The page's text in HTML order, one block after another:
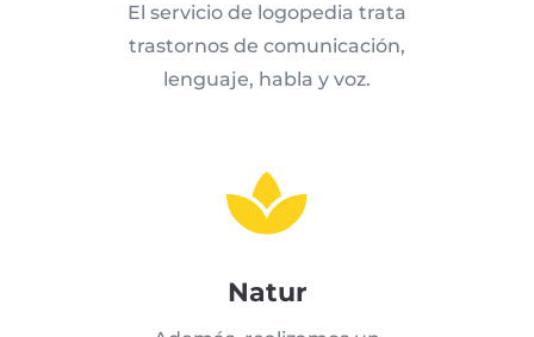
El servicio de logopedia trata
trastornos de comunicación,
lenguaje, habla y voz.

Natur